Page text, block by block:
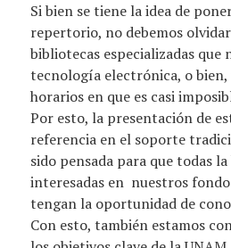
Si bien se tiene la idea de
repertorio, no debemos
bibliotecas especializadas que
tecnología electrónica, o
horarios en que es casi
Por esto, la presentación de
referencia en el soporte
sido pensada para que todas
interesadas en nuestros
tengan la oportunidad de
Con esto, también estamos